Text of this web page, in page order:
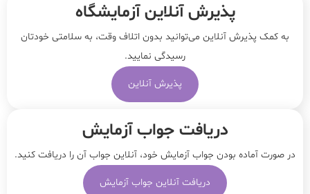
پذیرش آنلاین آزمایشگاه
به کمک پذیرش آنلاین می‌توانید بدون اتلاف وقت، به سلامتی خودتان
رسیدگی نمایید.
پذیرش آنلاین
دریافت جواب آزمایش
در صورت آماده بودن جواب آزمایش خود، آنلاین جواب‌ آن را دریافت کنید.
دریافت آنلاین جواب آزمایش